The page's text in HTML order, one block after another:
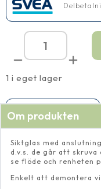
1 i eget lager
Siktglas
unioner
63
mängd
Om produkten
Siktglas med
d.v.s. de går att
se flöde och renheten
Enkelt att demontera